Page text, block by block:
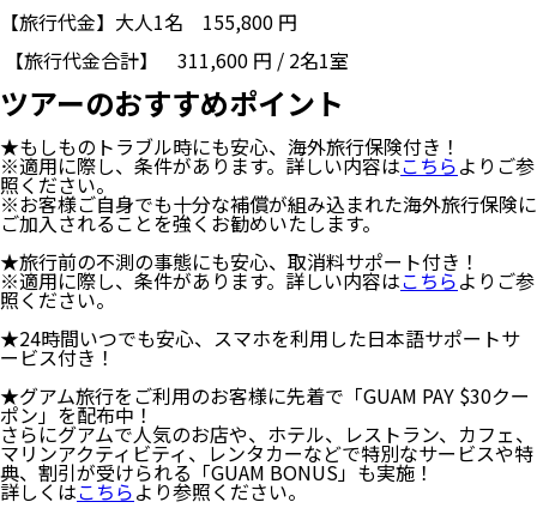
【旅行代金】大人1名 155,800 円
【旅行代金合計】 311,600 円 / 2名1室
ツアーのおすすめポイント
★もしものトラブル時にも安心、海外旅行保険付き！
※適用に際し、条件があります。詳しい内容はこちらよりご参
照ください。
※お客様ご自身でも十分な補償が組み込まれた海外旅行保険に
ご加入されることを強くお勧めいたします。
★旅行前の不測の事態にも安心、取消料サポート付き！
※適用に際し、条件があります。詳しい内容はこちらよりご参
照ください。
★24時間いつでも安心、スマホを利用した日本語サポートサ
ービス付き！
★グアム旅行をご利用のお客様に先着で「GUAM PAY $30クー
ポン」を配布中！
さらにグアムで⼈気のお店や、ホテル、レストラン、カフェ、
マリンアクティビティ、レンタカーなどで特別なサービスや特
典、割引が受けられる「GUAM BONUS」も実施！
詳しくはこちらより参照ください。